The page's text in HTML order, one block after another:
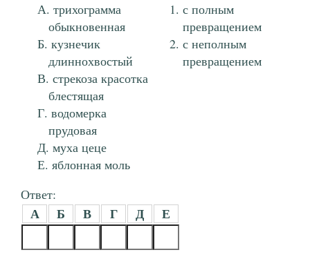
трихограмма
обыкновенная
кузнечик
длиннохвостый
стрекоза красотка
блестящая
водомерка
прудовая
муха цеце
яблонная моль
с полным
превращением
с неполным
превращением
Ответ:
А Б В Г Д Е